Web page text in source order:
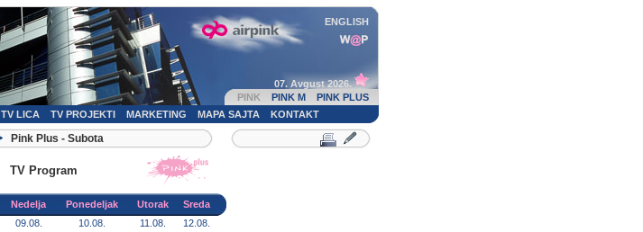
ENGLISH
07. Avgust 2026.
PINK
PINK M
PINK PLUS
TV LICA TV PROJEKTI MARKETING MAPA SAJTA KONTAKT
Pink Plus - Subota
TV Program
Nedelja Ponedeljak Utorak
Sreda
09.08. 10.08. 11.08.
12.08.